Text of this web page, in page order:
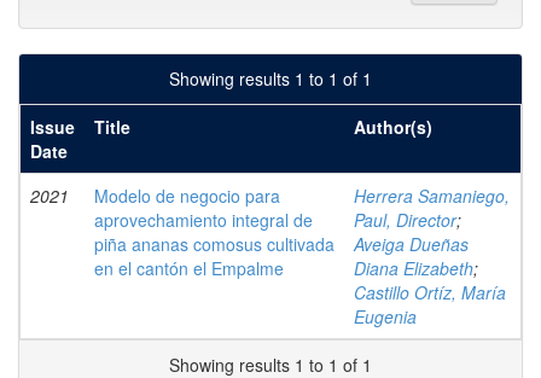
Showing results 1 to 1 of 1
Issue
Date
Title Author(s)
2021
Modelo de negocio para
aprovechamiento integral de
piña ananas comosus cultivada
en el cantón el Empalme
Herrera Samaniego,
Paul, Director;
Aveiga Dueñas
Diana Elizabeth;
Castillo Ortíz, María
Eugenia
Showing results 1 to 1 of 1